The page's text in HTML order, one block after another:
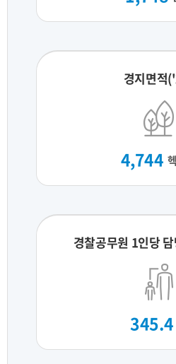
경지면적
4,744
경찰공무원 1인당
345.4